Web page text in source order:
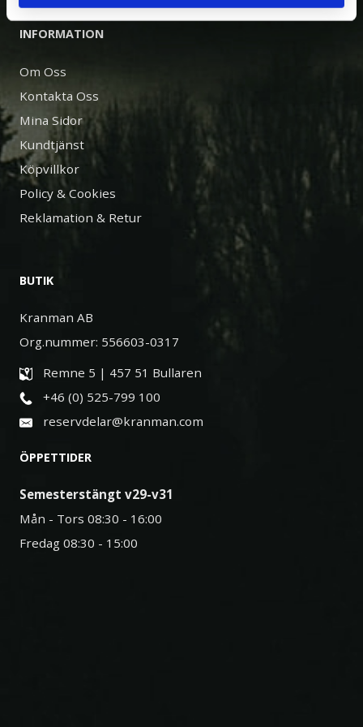
INFORMATION
Om Oss
Kontakta Oss
Mina Sidor
Kundtjänst
Köpvillkor
Policy & Cookies
Reklamation & Retur
BUTIK
Kranman AB
Org.nummer: 556603-0317
Remne 5 | 457 51 Bullaren
+46 (0) 525-799 100
reservdelar@kranman.com
ÖPPETTIDER
Semesterstängt v29-v31
Mån - Tors 08:30 - 16:00
Fredag 08:30 - 15:00